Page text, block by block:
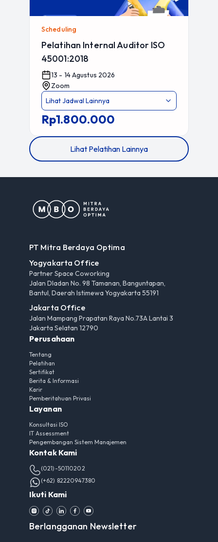
Scheduling
Pelatihan Internal Auditor ISO
45001:2018
13 - 14 Agustus 2026
Zoom
Lihat Jadwal Lainnya
Rp1.800.000
Lihat Pelatihan Lainnya
PT Mitra Berdaya Optima
Yogyakarta Office
Partner Space Coworking
Jalan Dladan No. 98 Tamanan, Banguntapan,
Bantul, Daerah Istimewa Yogyakarta 55191
Jakarta Office
Jalan Mampang Prapatan Raya No.73A Lantai 3
Jakarta Selatan 12790
Perusahaan
Tentang
Pelatihan
Sertifikat
Berita & Informasi
Karir
Pemberitahuan Privasi
Layanan
Konsultasi ISO
IT Assessment
Pengembangan Sistem Manajemen
Kontak Kami
(021)-50110202
(+62) 82220947380
Ikuti Kami
Berlangganan Newsletter